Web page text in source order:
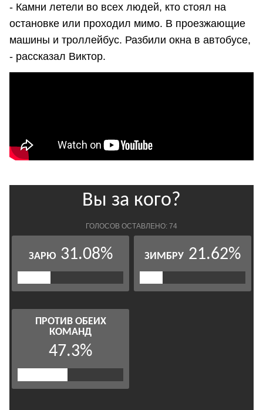
- Камни летели во всех людей, кто стоял на
остановке или проходил мимо. В проезжающие
машины и троллейбус. Разбили окна в автобусе,
- рассказал Виктор.